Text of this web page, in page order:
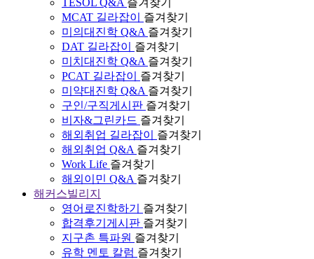
MCAT 길라잡이
즐겨찾기
미의대진학 Q&A 즐겨찾기
DAT 길라잡이
즐겨찾기
미치대진학 Q&A 즐겨찾기
PCAT 길라잡이
즐겨찾기
미약대진학 Q&A 즐겨찾기
구인/구직게시판 즐겨찾기
비자&그린카드 즐겨찾기
해외취업 길라잡이
즐겨찾기
해외취업 Q&A 즐겨찾기
Work Life 즐겨찾기
해외이민 Q&A 즐겨찾기
해커스빌리지
영어로진학하기
즐겨찾기
합격후기게시판 즐겨찾기
지구촌 특파원 즐겨찾기
유학 멘토 칼럼 즐겨찾기